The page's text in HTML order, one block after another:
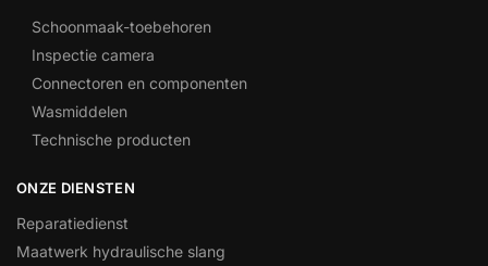
Schoonmaak-toebehoren
Inspectie camera
Connectoren en componenten
Wasmiddelen
Technische producten
ONZE DIENSTEN
Reparatiedienst
Maatwerk hydraulische slang